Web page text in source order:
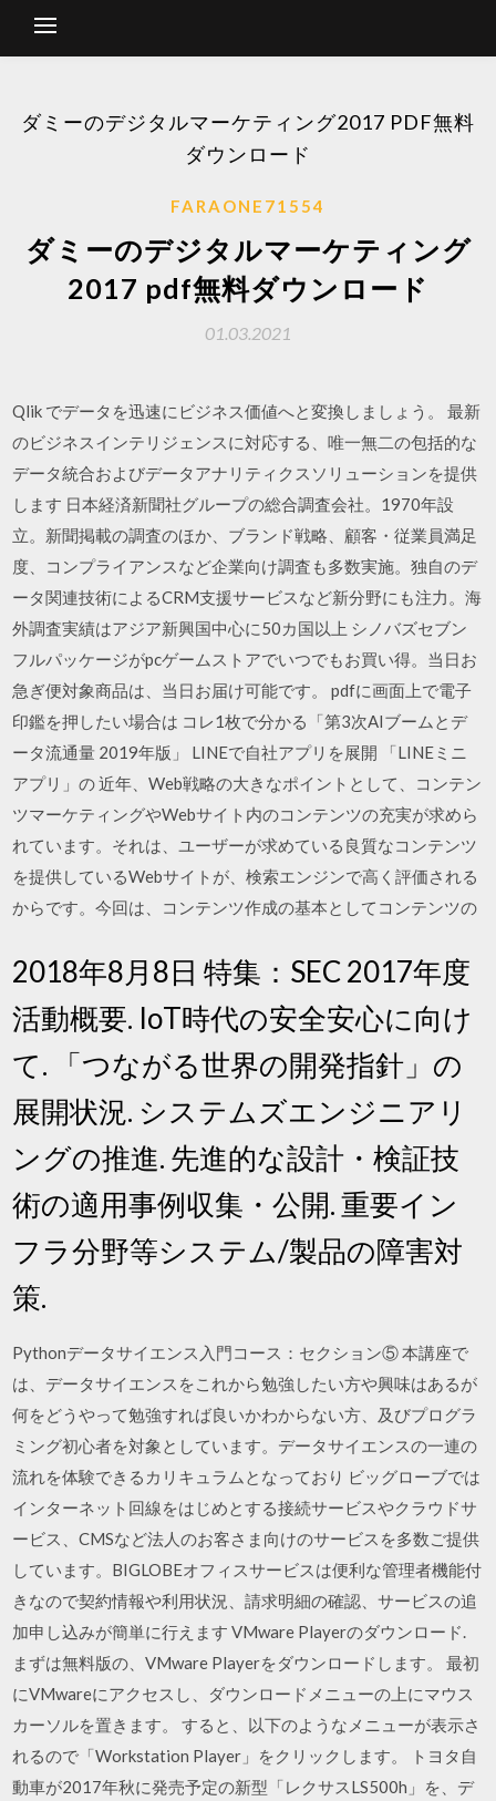
ダミーのデジタルマーケティング2017 PDF無料
ダウンロード
FARAONE71554
ダミーのデジタルマーケティング
2017 pdf無料ダウンロード
01.03.2021
Qlik でデータを迅速にビジネス価値へと変換しましょう。 最新
のビジネスインテリジェンスに対応する、唯一無二の包括的な
データ統合およびデータアナリティクスソリューションを提供
します 日本経済新聞社グループの総合調査会社。1970年設
立。新聞掲載の調査のほか、ブランド戦略、顧客・従業員満足
度、コンプライアンスなど企業向け調査も多数実施。独自のデ
ータ関連技術によるCRM支援サービスなど新分野にも注力。海
外調査実績はアジア新興国中心に50カ国以上 シノバズセブン
フルパッケージがpcゲームストアでいつでもお買い得。当日お
急ぎ便対象商品は、当日お届け可能です。 pdfに画面上で電子
印鑑を押したい場合は コレ1枚で分かる「第3次AIブームとデ
ータ流通量 2019年版」 LINEで自社アプリを展開 「LINEミニ
アプリ」の 近年、Web戦略の大きなポイントとして、コンテン
ツマーケティングやWebサイト内のコンテンツの充実が求めら
れています。それは、ユーザーが求めている良質なコンテンツ
を提供しているWebサイトが、検索エンジンで高く評価される
からです。今回は、コンテンツ作成の基本としてコンテンツの
2018年8月8日 特集：SEC 2017年度
活動概要. IoT時代の安全安心に向け
て. 「つながる世界の開発指針」の
展開状況. システムズエンジニアリ
ングの推進. 先進的な設計・検証技
術の適用事例収集・公開. 重要イン
フラ分野等システム/製品の障害対
策.
Pythonデータサイエンス入門コース：セクション⑤ 本講座で
は、データサイエンスをこれから勉強したい方や興味はあるが
何をどうやって勉強すれば良いかわからない方、及びプログラ
ミング初心者を対象としています。データサイエンスの一連の
流れを体験できるカリキュラムとなっており ビッグローブでは
インターネット回線をはじめとする接続サービスやクラウドサ
ービス、CMSなど法人のお客さま向けのサービスを多数ご提供
しています。BIGLOBEオフィスサービスは便利な管理者機能付
きなので契約情報や利用状況、請求明細の確認、サービスの追
加申し込みが簡単に行えます VMware Playerのダウンロード.
まずは無料版の、VMware Playerをダウンロードします。 最初
にVMwareにアクセスし、ダウンロードメニューの上にマウス
カーソルを置きます。 すると、以下のようなメニューが表示さ
れるので「Workstation Player」をクリックします。 トヨタ自
動車が2017年秋に発売予定の新型「レクサスLS500h」を、デ